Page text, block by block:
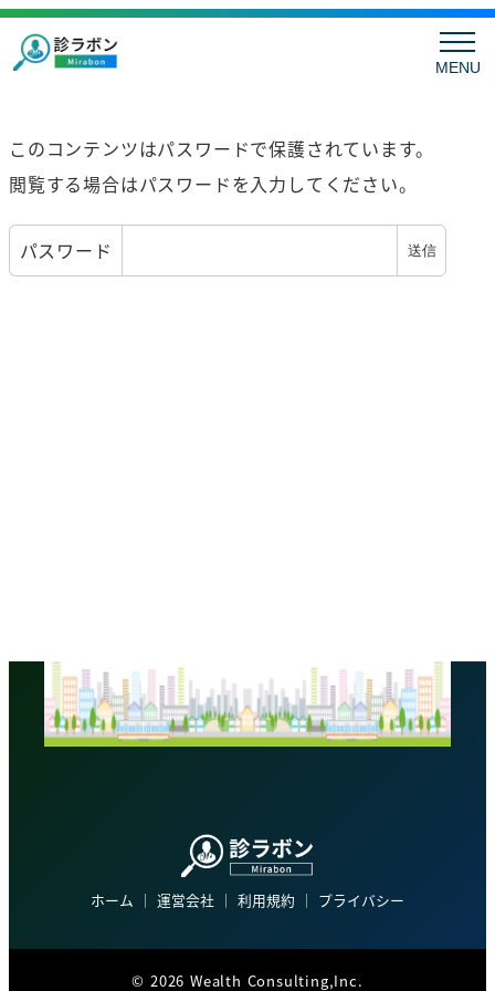
MENU
このコンテンツはパスワードで保護されています。
閲覧する場合はパスワードを入力してください。
パスワード
ホーム │ 運営会社 │ 利用規約 │ プライバシー
© 2026 Wealth Consulting,Inc.